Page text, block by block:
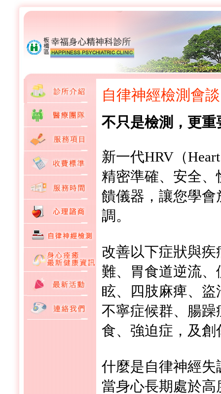
自律神經檢測會談
不只是檢測，更
新一代HRV（
精密準確、安全
饋儀器，讓您學
調。
改善以下症狀與
難、胃食道逆流
眩、四肢麻痺、
不寧症候群、腸
食、強迫症，及
什麼是自律神經失
當身心長期處於